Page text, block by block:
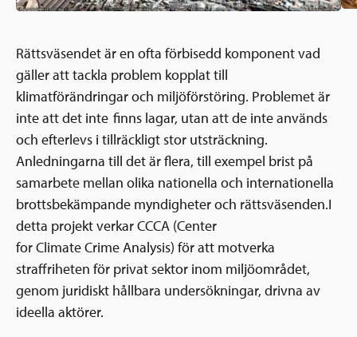
Rättsväsendet är en ofta förbisedd komponent vad
gäller att tackla problem kopplat till
klimatförändringar och miljöförstöring. Problemet är
inte att det inte finns lagar, utan att de inte används
och efterlevs i tillräckligt stor utsträckning.
Anledningarna till det är flera, till exempel brist på
samarbete mellan olika nationella och internationella
brottsbekämpande myndigheter och rättsväsenden.I
detta projekt verkar CCCA (Center
for Climate Crime Analysis) för att motverka
straffriheten för privat sektor inom miljöområdet,
genom juridiskt hållbara undersökningar, drivna av
ideella aktörer.